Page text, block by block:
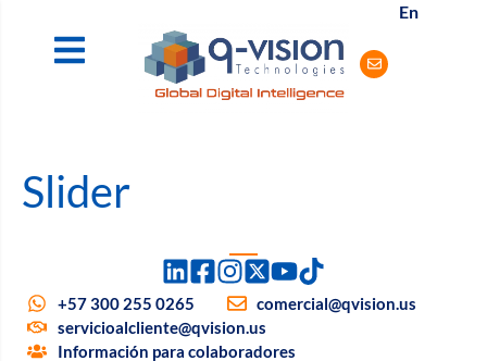
En
Slider
+57 300 255 0265
comercial@qvision.us
servicioalcliente@qvision.us
Información para colaboradores